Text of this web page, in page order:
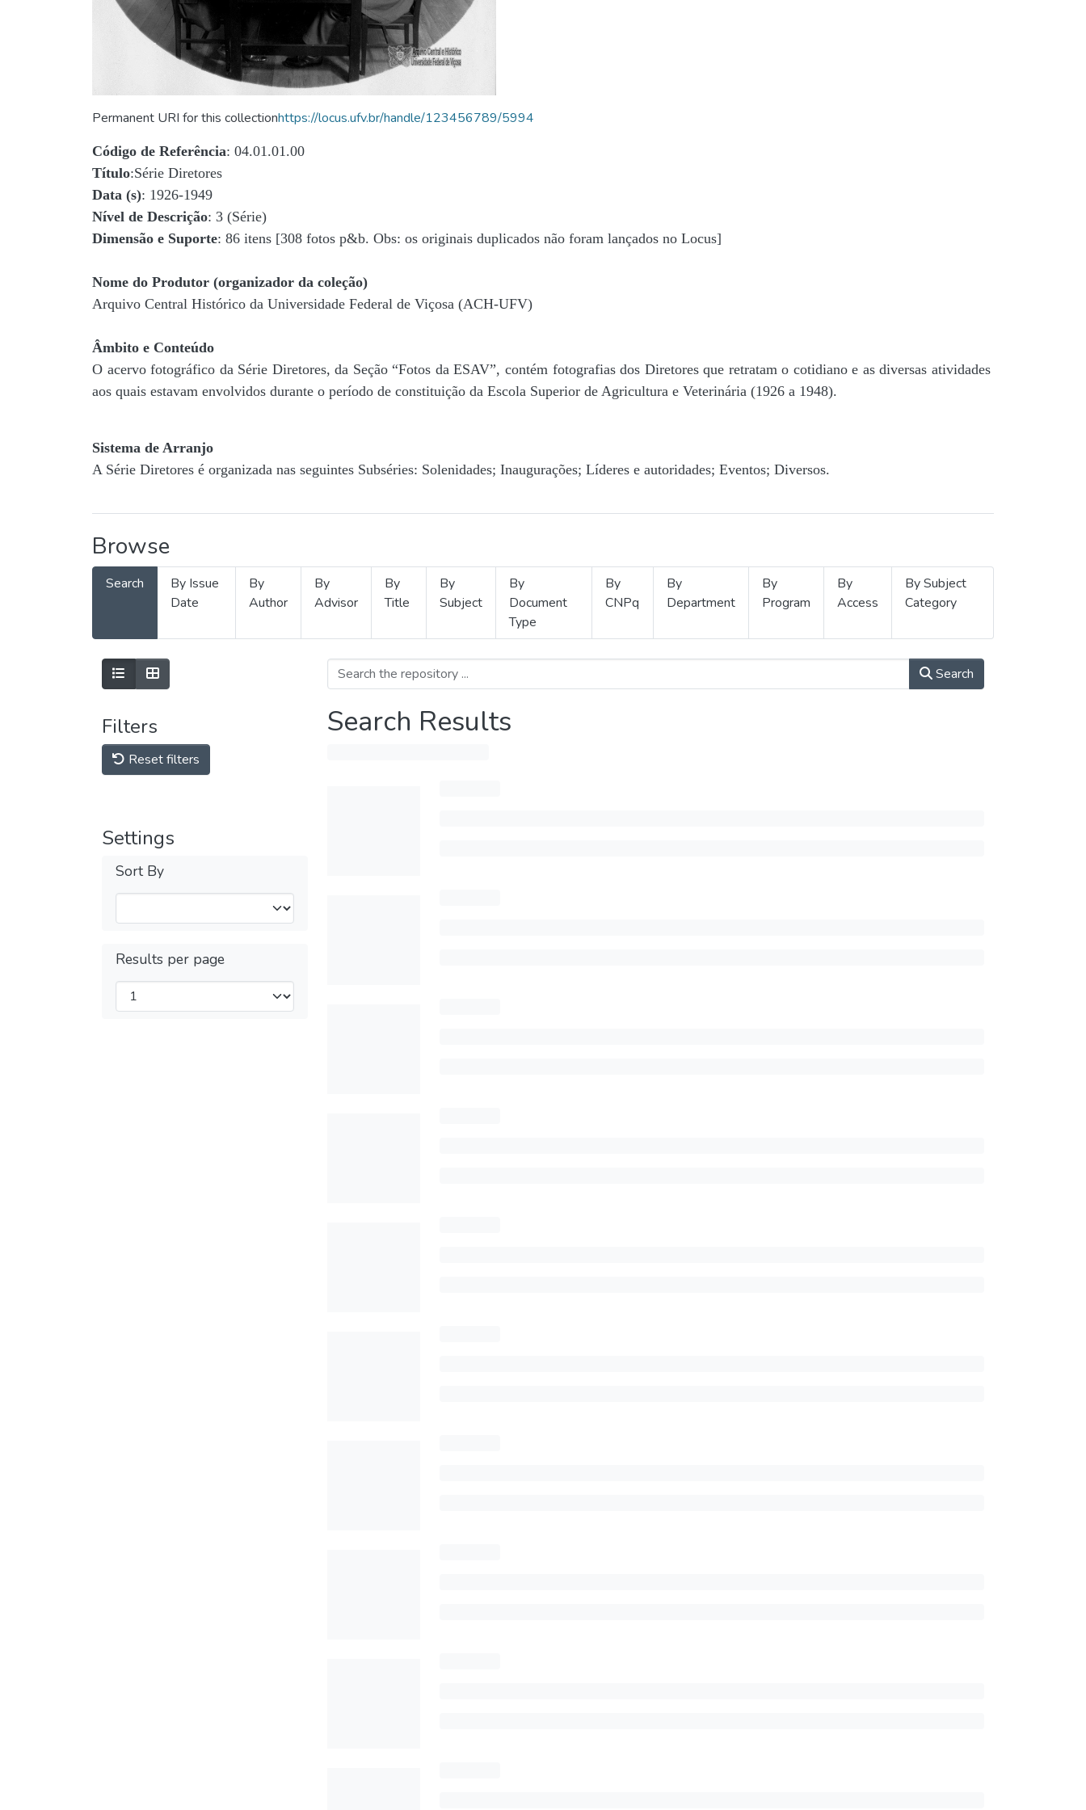
Permanent URI for this collectionhttps://locus.ufv.br/handle/123456789/5994
Código de Referência: 04.01.01.00
Título:Série Diretores
Data (s): 1926-1949
Nível de Descrição: 3 (Série)
Dimensão e Suporte: 86 itens [308 fotos p&b. Obs: os originais duplicados não foram lançados no Locus]
Nome do Produtor (organizador da coleção)
Arquivo Central Histórico da Universidade Federal de Viçosa (ACH-UFV)
Âmbito e Conteúdo
O acervo fotográfico da Série Diretores, da Seção “Fotos da ESAV”, contém fotografias dos Diretores que retratam o cotidiano e as diversas atividades
aos quais estavam envolvidos durante o período de constituição da Escola Superior de Agricultura e Veterinária (1926 a 1948).
Sistema de Arranjo
A Série Diretores é organizada nas seguintes Subséries: Solenidades; Inaugurações; Líderes e autoridades; Eventos; Diversos.
Browse
Search
By Issue
Date
By
Author
By
Advisor
By
Title
By
Subject
By
Document
Type
By
CNPq
By
Department
By
Program
By
Access
By Subject
Category
Filters
Reset filters
Settings
Sort By
Results per page
Search
Search Results